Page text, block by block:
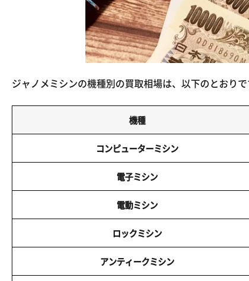
ジャノメミシンの機種別の買取相場は、以下のとおりで
機種
コンピューターミシン
電子ミシン
電動ミシン
ロックミシン
アンティークミシン